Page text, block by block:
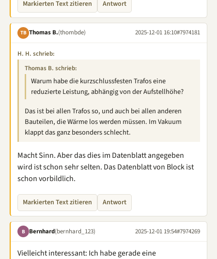
Markierten Text zitieren Antwort
TB Thomas B.(thombde) 2025-12-01 16:10#7974181
H. H. schrieb:
Thomas B. schrieb:
Warum habe die kurzschlussfesten Trafos eine
reduzierte Leistung, abhängig von der Aufstellhöhe?
Das ist bei allen Trafos so, und auch bei allen anderen
Bauteilen, die Wärme los werden müssen. Im Vakuum
klappt das ganz besonders schlecht.
Macht Sinn. Aber das dies im Datenblatt angegeben
wird ist schon sehr selten. Das Datenblatt von Block ist
schon vorbildlich.
Markierten Text zitieren Antwort
B Bernhard(bernhard_123) 2025-12-01 19:54#7974269
Vielleicht interessant: Ich habe gerade eine